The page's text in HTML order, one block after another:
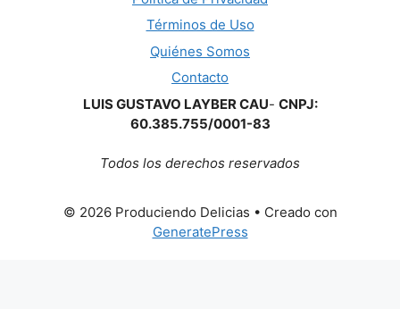
Términos de Uso
Quiénes Somos
Contacto
LUIS GUSTAVO LAYBER CAU- CNPJ:
60.385.755/0001-83
Todos los derechos reservados
© 2026 Produciendo Delicias • Creado con
GeneratePress